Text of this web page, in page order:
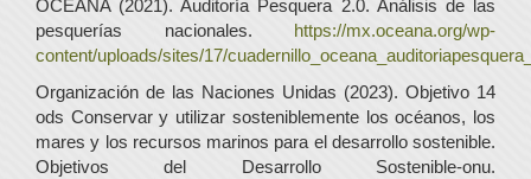
OCEANA (2021). Auditoría Pesquera 2.0. Análisis de las
pesquerías nacionales. https://mx.oceana.org/wp-
content/uploads/sites/17/
Organización de las Naciones Unidas (2023). Objetivo 14
ods Conservar y utilizar sosteniblemente los océanos, los
mares y los recursos marinos para el desarrollo sostenible.
Objetivos del Desarrollo Sostenible-onu.